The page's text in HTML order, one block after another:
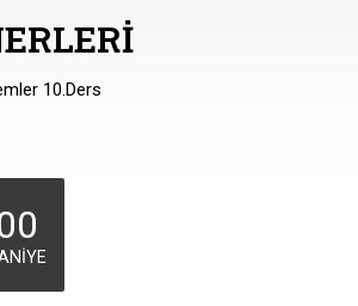
10.Ders